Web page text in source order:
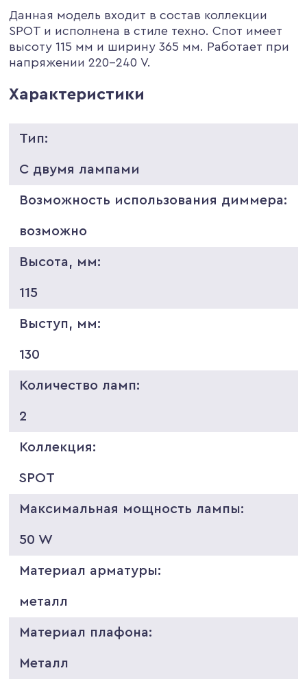
Данная модель входит в состав коллекции
SPOT и исполнена в стиле техно. Спот имеет
высоту 115 мм и ширину 365 мм. Работает при
напряжении 220-240 V.
Характеристики
Тип:
С двумя лампами
Возможность использования диммера:
возможно
Высота, мм:
115
Выступ, мм:
130
Количество ламп:
2
Коллекция:
SPOT
Максимальная мощность лампы:
50 W
Материал арматуры:
металл
Материал плафона:
Металл